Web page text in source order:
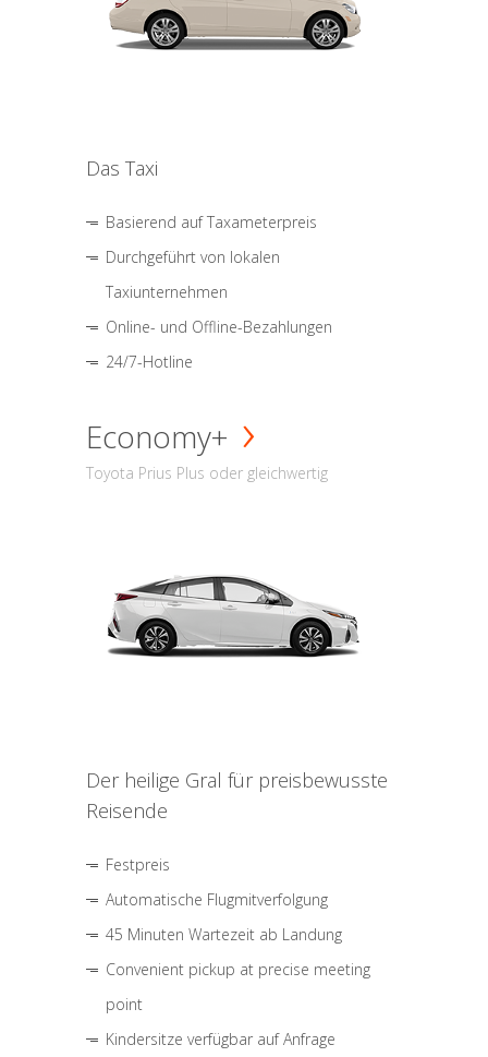
Das Taxi
Basierend auf Taxameterpreis
Durchgeführt von lokalen
Taxiunternehmen
Online- und Offline-Bezahlungen
24/7-Hotline
Economy+
Toyota Prius Plus oder gleichwertig
Der heilige Gral für preisbewusste
Reisende
Festpreis
Automatische Flugmitverfolgung
45 Minuten Wartezeit ab Landung
Convenient pickup at precise meeting
point
Kindersitze verfügbar auf Anfrage